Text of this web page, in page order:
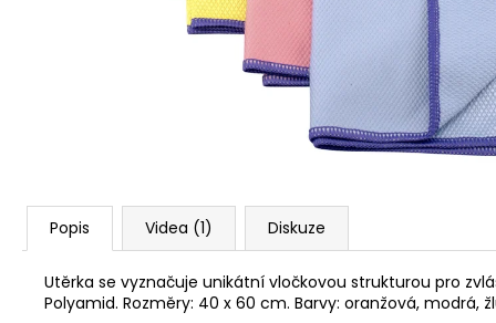
Popis Videa (1) Diskuze
Utěrka se vyznačuje unikátní vločkovou strukturou pro
Polyamid. Rozměry: 40 x 60 cm. Barvy: oranžová, modrá,